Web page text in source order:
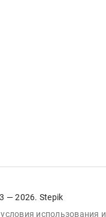
— 2026. Stepik
использования и